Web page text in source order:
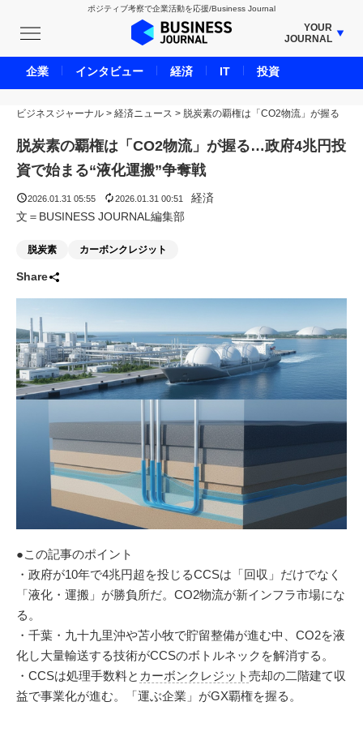
ポジティブ考察で企業活動を応援/Business Journal
YOUR
JOURNAL
BUSINESS JOURNAL
UNICORN JOURNAL
CARBON CREDITS JOURNAL
IVS JOURNAL
ENERGY MANAGEMENT JOURNAL
LIFE ENDING JOURNAL
ADOPTABLE DOG JOURNAL
ビジネスジャーナル > 経済ニュース > 脱炭素の覇権は「CO2物流」が握る
脱炭素の覇権は「CO2物流」が握る…政府4兆円投
資で始まる“液化運搬”争奪戦
2026.01.31 05:55 2026.01.31 00:51
経済
文＝BUSINESS JOURNAL編集部
脱炭素 カーボンクレジット
Share
●この記事のポイント
・政府が10年で4兆円超を投じるCCSは「回収」だけでなく
「液化・運搬」が勝負所だ。CO2物流が新インフラ市場にな
る。
・千葉・九十九里沖や苫小牧で貯留整備が進む中、CO2を液
化し大量輸送する技術がCCSのボトルネックを解消する。
・CCSは処理手数料と カーボンクレジット売却の二階建て収
益で事業化が進む。「運ぶ企業」がGX覇権を握る。
企業 インタビュー 経済 IT 投資